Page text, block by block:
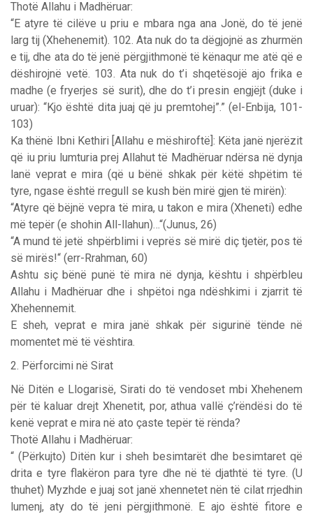
Thotë Allahu i Madhëruar:
“E atyre të cilëve u priu e mbara nga ana Jonë, do të jenë
larg tij (Xhehenemit). 102. Ata nuk do ta dëgjojnë as zhurmën
e tij, dhe ata do të jenë përgjithmonë të kënaqur me atë që e
dëshirojnë vetë. 103. Ata nuk do t’i shqetësojë ajo frika e
madhe (e fryerjes së surit), dhe do t’i presin engjëjt (duke i
uruar): “Kjo është dita juaj që ju premtohej”.” (el-Enbija, 101-
103)
Ka thënë Ibni Kethiri [Allahu e mëshiroftë]: Këta janë njerëzit
që iu priu lumturia prej Allahut të Madhëruar ndërsa në dynja
lanë veprat e mira (që u bënë shkak për këtë shpëtim të
tyre, ngase është rregull se kush bën mirë gjen të mirën):
“Atyre që bëjnë vepra të mira, u takon e mira (Xheneti) edhe
më tepër (e shohin All-llahun)…“(Junus, 26)
“A mund të jetë shpërblimi i veprës së mirë diç tjetër, pos të
së mirës!“ (err-Rrahman, 60)
Ashtu siç bënë punë të mira në dynja, kështu i shpërbleu
Allahu i Madhëruar dhe i shpëtoi nga ndëshkimi i zjarrit të
Xhehennemit.
E sheh, veprat e mira janë shkak për sigurinë tënde në
momentet më të vështira.
2. Përforcimi në Sirat
Në Ditën e Llogarisë, Sirati do të vendoset mbi Xhehenem
për të kaluar drejt Xhenetit, por, athua vallë ç’rëndësi do të
kenë veprat e mira në ato çaste tepër të rënda?
Thotë Allahu i Madhëruar:
“ (Përkujto) Ditën kur i sheh besimtarët dhe besimtaret që
drita e tyre flakëron para tyre dhe në të djathtë të tyre. (U
thuhet) Myzhde e juaj sot janë xhennetet nën të cilat rrjedhin
lumenj, aty do të jeni përgjithmonë. E ajo është fitore e